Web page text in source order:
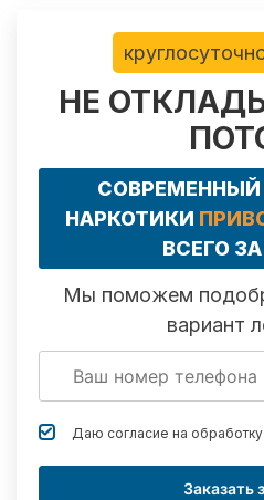
НЕ
СОВРЕМЕННЫЙ
НАРКОТИКИ
ВСЕГО
Мы поможем
вариант
Даю согласие на обработку
Заказать